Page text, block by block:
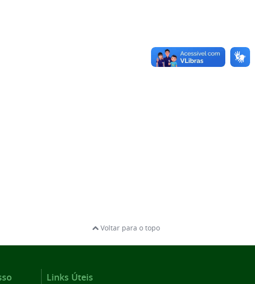
Voltar para o topo
Links Úteis